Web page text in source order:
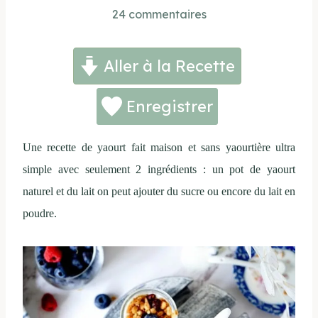
24 commentaires
Aller à la Recette
Enregistrer
Une recette de yaourt fait maison et sans yaourtière ultra
simple avec seulement 2 ingrédients : un pot de yaourt
naturel et du lait on peut ajouter du sucre ou encore du lait en
poudre.